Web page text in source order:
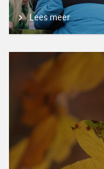
Lees meer